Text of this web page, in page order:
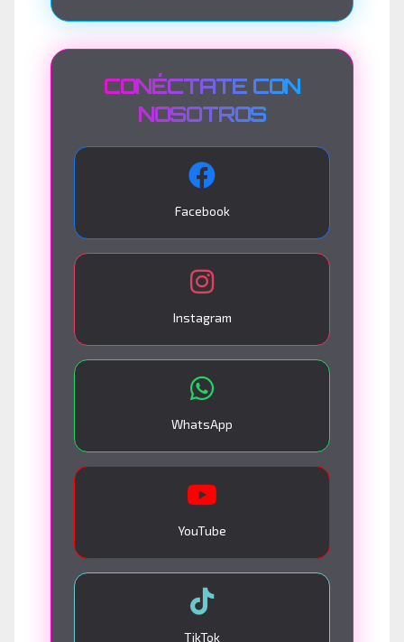
CONÉCTATE CON
NOSOTROS
Facebook
Instagram
WhatsApp
YouTube
TikTok